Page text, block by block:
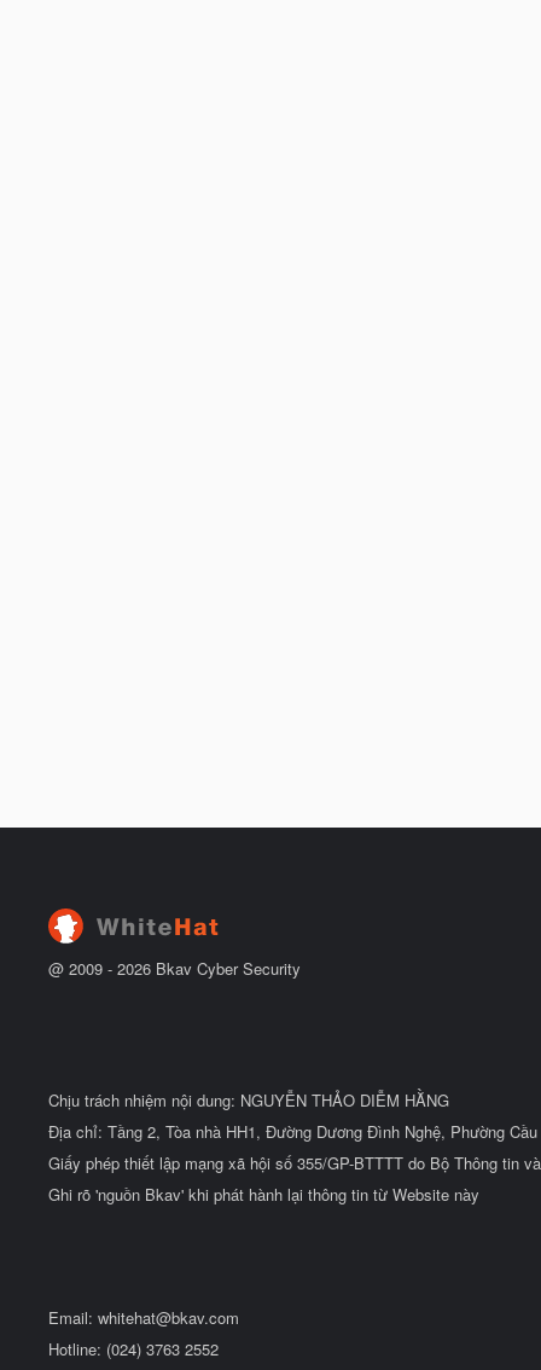
@ 2009 - 2026 Bkav Cyber Security
Chịu trách nhiệm nội dung: NGUYỄN THẢO DIỄM HẰNG
Địa chỉ: Tầng 2, Tòa nhà HH1, Đường Dương Đình Nghệ, Phường
Giấy phép thiết lập mạng xã hội số 355/GP-BTTTT do Bộ Thông tin
Ghi rõ 'nguồn Bkav' khi phát hành lại thông tin từ Website này
Email: whitehat@bkav.com
Hotline: (024) 3763 2552